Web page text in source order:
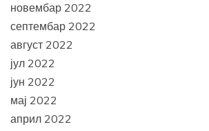
новембар 2022
септембар 2022
август 2022
јул 2022
јун 2022
мај 2022
април 2022